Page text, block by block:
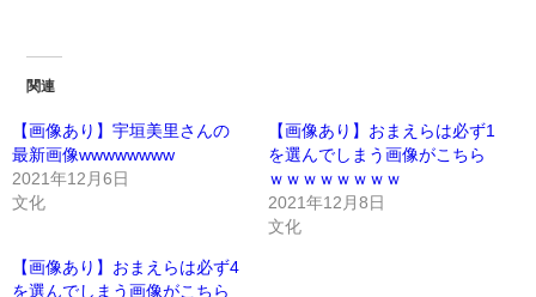
関連
【画像あり】宇垣美里さんの
最新画像wwwwwwww
2021年12月6日
文化
【画像あり】おまえらは必ず1
を選んでしまう画像がこちら
ｗｗｗｗｗｗｗｗ
2021年12月8日
文化
【画像あり】おまえらは必ず4
を選んでしまう画像がこちら